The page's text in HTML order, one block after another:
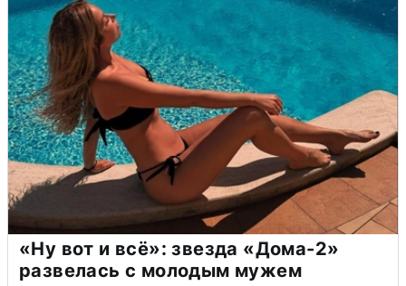
«Ну вот и всё»: звезда «Дома-2»
развелась с молодым мужем